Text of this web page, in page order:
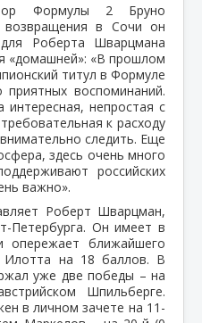
Формулы 2 Бруно
в Сочи он
Роберта Шварцмана
«домашней»: «В прошлом
титул в Формуле
воспоминаний.
непростая с
к расходу
следить. Еще
здесь очень много
российских
важно».
Роберт Шварцман,
Петербурга. Он имеет в
ближайшего
Илотта на 18 баллов. В
уже две победы – на
Шпильберге.
в личном зачете на 11-